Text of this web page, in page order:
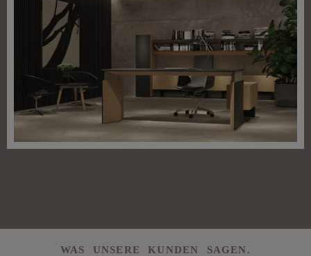
WAS UNSERE KUNDEN SAGEN.